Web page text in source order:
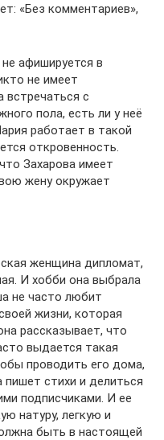
«Без комментариев»,
афишируется в
не имеет
встречаться с
пола, есть ли у неё
работает в такой
откровенность.
Захарова имеет
жену окружает
женщина дипломат,
И хобби она выбрала
не часто любит
жизни, которая
рассказывает, что
выдается такая
проводить его дома,
пишет стихи и делиться
подписчиками. И ее
натуру, легкую и
быть в настоящей